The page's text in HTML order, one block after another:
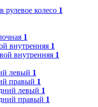
рулевое колесо 1
1
внутренняя 1
внутренняя 1
левый 1
правый 1
левый 1
правый 1